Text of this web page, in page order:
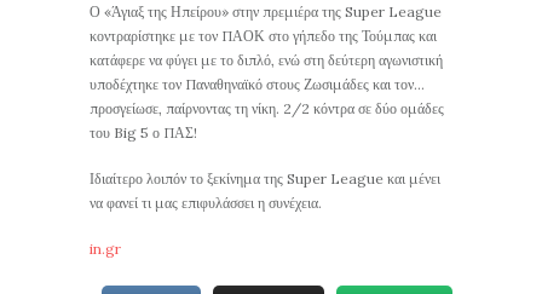
Ο «Άγιαξ της Ηπείρου» στην πρεμιέρα της Super League
κοντραρίστηκε με τον ΠΑΟΚ στο γήπεδο της Τούμπας και
κατάφερε να φύγει με το διπλό, ενώ στη δεύτερη αγωνιστική
υποδέχτηκε τον Παναθηναϊκό στους Ζωσιμάδες και τον…
προσγείωσε, παίρνοντας τη νίκη. 2/2 κόντρα σε δύο ομάδες
του Big 5 ο ΠΑΣ!
Ιδιαίτερο λοιπόν το ξεκίνημα της Super League και μένει
να φανεί τι μας επιφυλάσσει η συνέχεια.
in.gr